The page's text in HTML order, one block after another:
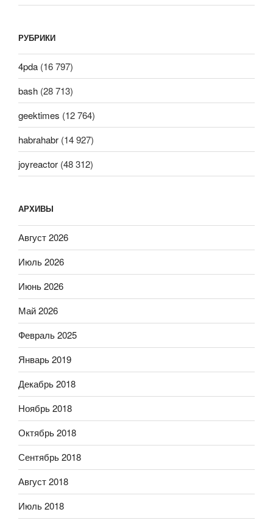
РУБРИКИ
4pda (16 797)
bash (28 713)
geektimes (12 764)
habrahabr (14 927)
joyreactor (48 312)
АРХИВЫ
Август 2026
Июль 2026
Июнь 2026
Май 2026
Февраль 2025
Январь 2019
Декабрь 2018
Ноябрь 2018
Октябрь 2018
Сентябрь 2018
Август 2018
Июль 2018